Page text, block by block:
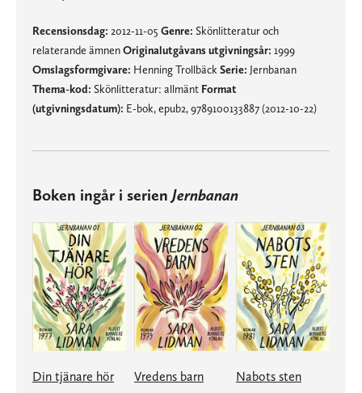
Recensionsdag: 2012-11-05 Genre: Skönlitteratur och
relaterande ämnenOriginalutgåvans utgivningsår: 1999
Omslagsformgivare: Henning Trollbäck Serie: Jernbanan
Thema-kod: Skönlitteratur: allmänt Format
(utgivningsdatum): E-bok, epub2, 9789100133887 (2012-10-22)
Boken ingår i serien Jernbanan
Din tjänare hör Vredens barn Nabots sten